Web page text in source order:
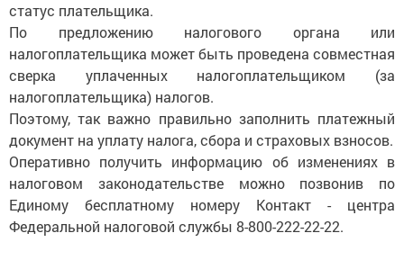
статус плательщика.
По предложению налогового органа или
налогоплательщика может быть проведена совместная
сверка уплаченных налогоплательщиком (за
налогоплательщика) налогов.
Поэтому, так важно правильно заполнить платежный
документ на уплату налога, сбора и страховых взносов.
Оперативно получить информацию об изменениях в
налоговом законодательстве можно позвонив по
Единому бесплатному номеру Контакт - центра
Федеральной налоговой службы 8-800-222-22-22.